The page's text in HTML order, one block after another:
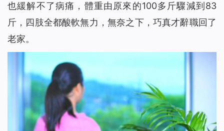
也緩解不了病痛，體重由原來的100多斤驟減到83
斤，四肢全都酸軟無力，無奈之下，巧真才辭職回了
老家。